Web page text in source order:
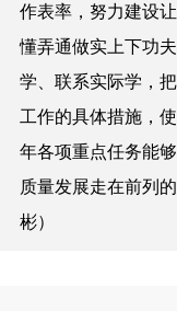
作表率，努力建设
懂弄通做实上下功
学、联系实际学，
工作的具体措施，
年各项重点任务能
质量发展走在前列
彬）